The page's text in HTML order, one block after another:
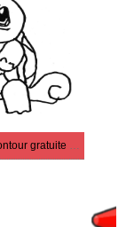
Image de contour gratuite de Squirtle